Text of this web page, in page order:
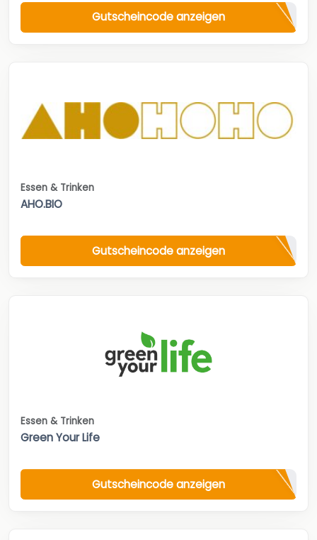
Gutscheincode anzeigen
Essen & Trinken
AHO.BIO
Gutscheincode anzeigen
Essen & Trinken
Green Your Life
Gutscheincode anzeigen